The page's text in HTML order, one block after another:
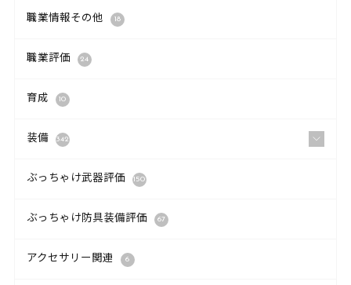
職業情報その他 18
職業評価 24
育成 10
装備 342
ぶっちゃけ武器評価 150
ぶっちゃけ防具装備評価 67
アクセサリー関連 6